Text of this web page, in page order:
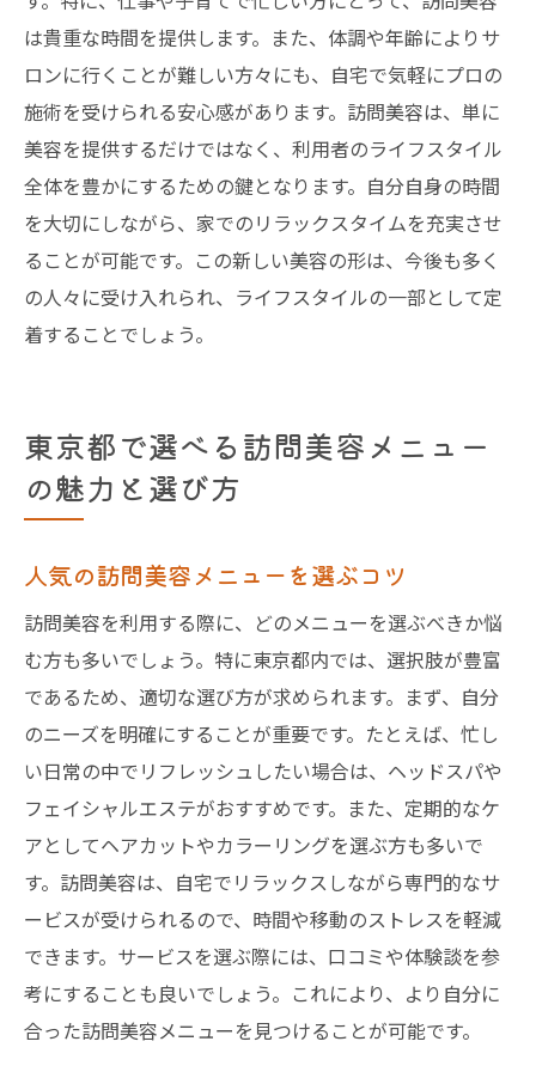
は貴重な時間を提供します。また、体調や年齢によりサ
ロンに行くことが難しい方々にも、自宅で気軽にプロの
施術を受けられる安心感があります。訪問美容は、単に
美容を提供するだけではなく、利用者のライフスタイル
全体を豊かにするための鍵となります。自分自身の時間
を大切にしながら、家でのリラックスタイムを充実させ
ることが可能です。この新しい美容の形は、今後も多く
の人々に受け入れられ、ライフスタイルの一部として定
着することでしょう。
東京都で選べる訪問美容メニュー
の魅力と選び方
人気の訪問美容メニューを選ぶコツ
訪問美容を利用する際に、どのメニューを選ぶべきか悩
む方も多いでしょう。特に東京都内では、選択肢が豊富
であるため、適切な選び方が求められます。まず、自分
のニーズを明確にすることが重要です。たとえば、忙し
い日常の中でリフレッシュしたい場合は、ヘッドスパや
フェイシャルエステがおすすめです。また、定期的なケ
アとしてヘアカットやカラーリングを選ぶ方も多いで
す。訪問美容は、自宅でリラックスしながら専門的なサ
ービスが受けられるので、時間や移動のストレスを軽減
できます。サービスを選ぶ際には、口コミや体験談を参
考にすることも良いでしょう。これにより、より自分に
合った訪問美容メニューを見つけることが可能です。